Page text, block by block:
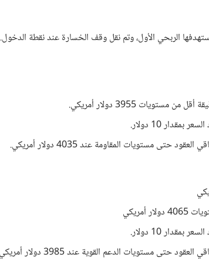
الربحي الأول، وتم نقل وقف الخسارة عند نقطة الدخول.
10 دولار.
10 دولار.